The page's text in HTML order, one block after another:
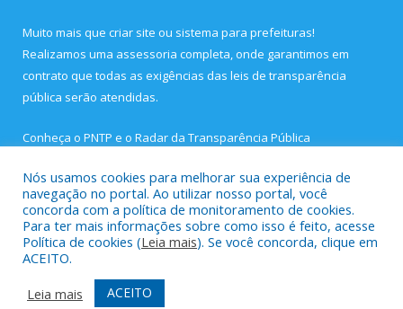
Muito mais que criar site ou sistema para prefeituras!
Realizamos uma assessoria completa, onde garantimos em
contrato que todas as exigências das leis de transparência
pública serão atendidas.
Conheça o PNTP e o Radar da Transparência Pública
Todos os direitos reservados a Prefeitura Municipal de São João
de Pirabas.
Mapa do Site
Acessar Área Administrativa
Nós usamos cookies para melhorar sua experiência de
navegação no portal. Ao utilizar nosso portal, você
concorda com a política de monitoramento de cookies.
Para ter mais informações sobre como isso é feito, acesse
Política de cookies (Leia mais). Se você concorda, clique em
ACEITO.
Leia mais
ACEITO